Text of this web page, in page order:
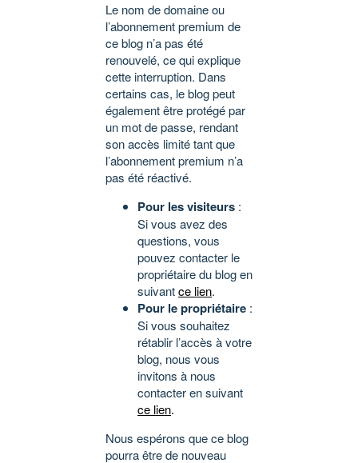
Le nom de domaine ou
l’abonnement premium de
ce blog n’a pas été
renouvelé, ce qui explique
cette interruption. Dans
certains cas, le blog peut
également être protégé par
un mot de passe, rendant
son accès limité tant que
l’abonnement premium n’a
pas été réactivé.
Pour les visiteurs :
Si vous avez des
questions, vous
pouvez contacter le
propriétaire du blog en
suivantce lien.
Pour le propriétaire :
Si vous souhaitez
rétablir l’accès à votre
blog, nous vous
invitons à nous
contacter en suivant
ce lien.
Nous espérons que ce blog
pourra être de nouveau